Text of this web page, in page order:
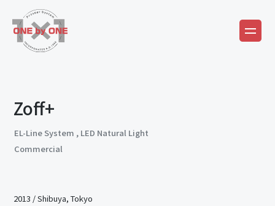
Zoff+
EL-Line System , LED Natural Light
Commercial
2013 /Shibuya, Tokyo